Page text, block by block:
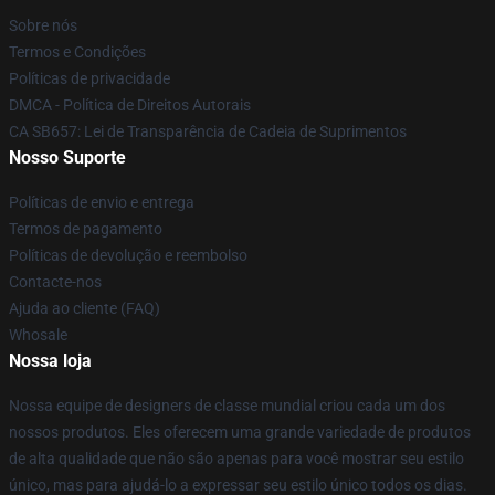
Sobre nós
Termos e Condições
Políticas de privacidade
DMCA - Política de Direitos Autorais
CA SB657: Lei de Transparência de Cadeia de Suprimentos
Nosso Suporte
Políticas de envio e entrega
Termos de pagamento
Políticas de devolução e reembolso
Contacte-nos
Ajuda ao cliente (FAQ)
Whosale
Nossa loja
Nossa equipe de designers de classe mundial criou cada um dos
nossos produtos. Eles oferecem uma grande variedade de produtos
de alta qualidade que não são apenas para você mostrar seu estilo
único, mas para ajudá-lo a expressar seu estilo único todos os dias.